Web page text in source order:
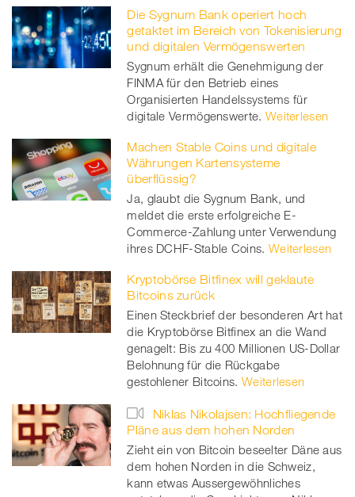
Die Sygnum Bank operiert hoch
getaktet im Bereich von Tokenisierung
und digitalen Vermögenswerten
Sygnum erhält die Genehmigung der
FINMA für den Betrieb eines
Organisierten Handelssystems für
digitale Vermögenswerte. Weiterlesen
Machen Stable Coins und digitale
Währungen Kartensysteme
überflüssig?
Ja, glaubt die Sygnum Bank, und
meldet die erste erfolgreiche E-
Commerce-Zahlung unter Verwendung
ihres DCHF-Stable Coins. Weiterlesen
Kryptobörse Bitfinex will geklaute
Bitcoins zurück
Einen Steckbrief der besonderen Art hat
die Kryptobörse Bitfinex an die Wand
genagelt: Bis zu 400 Millionen US-Dollar
Belohnung für die Rückgabe
gestohlener Bitcoins. Weiterlesen
Niklas Nikolajsen: Hochfliegende
Pläne aus dem hohen Norden
Zieht ein von Bitcoin beseelter Däne aus
dem hohen Norden in die Schweiz,
kann etwas Aussergewöhnliches